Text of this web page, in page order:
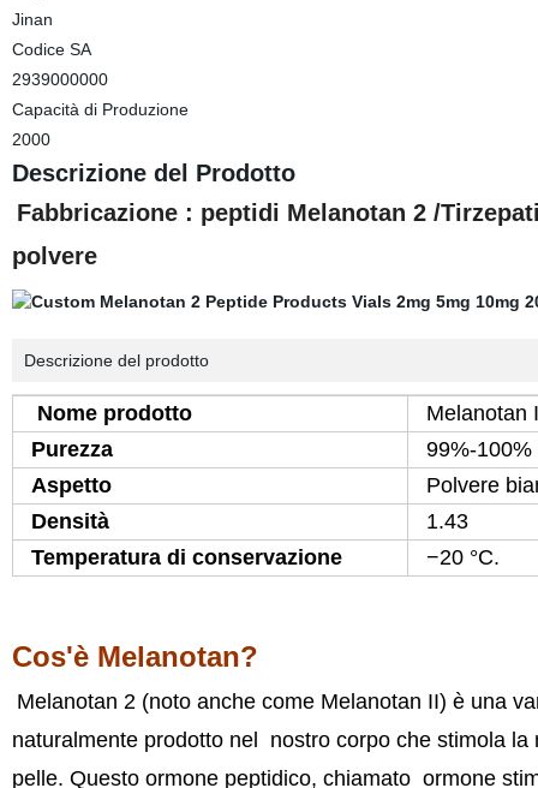
Jinan
Codice SA
2939000000
Capacità di Produzione
2000
Descrizione del Prodotto
Fabbricazione : peptidi Melanotan 2 /
polvere
Descrizione del prodotto
Nome prodotto
Melanotan
Purezza
99%-100%
Aspetto
Polvere
Densità
1.43
Temperatura di conservazione
−20 °C.
Cos'è Melanotan?
Melanotan 2 (noto anche come Melanotan II) è una
naturalmente prodotto nel
nostro corpo che stimola
pelle. Questo ormone peptidico, chiamato ormone